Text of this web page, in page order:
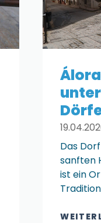
Das
sanften
ist ein